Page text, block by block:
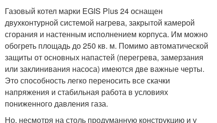
Газовый котел марки EGIS Plus 24 оснащен
двухконтурной системой нагрева, закрытой камерой
сгорания и настенным исполнением корпуса. Им можно
обогреть площадь до 250 кв. м. Помимо автоматической
защиты от основных напастей (перегрева, замерзания
или заклинивания насоса) имеются две важные черты.
Это способность легко переносить все скачки
напряжения и стабильная работа в условиях
пониженного давления газа.
Но, несмотря на столь продуманную конструкцию и у